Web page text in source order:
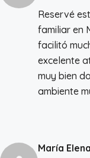
Reservé
familiar en
facilitó
excelente
muy bien
ambiente
María